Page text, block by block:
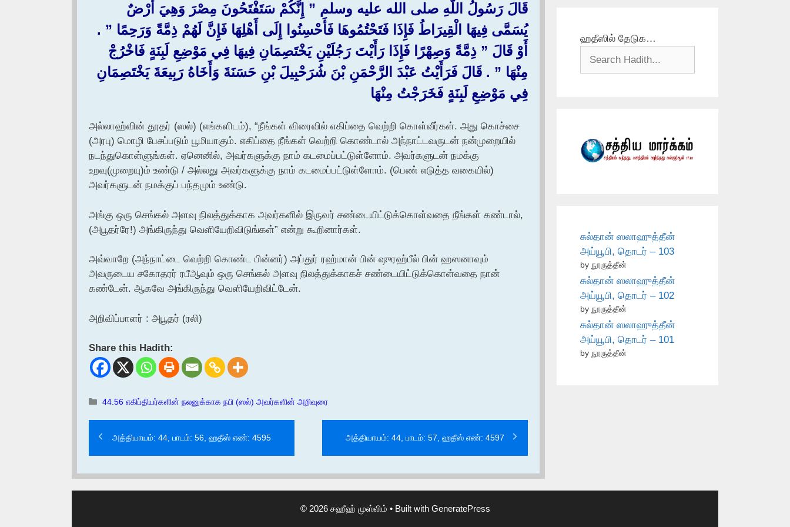
قَالَ رَسُولُ اللَّهِ صلى الله عليه وسلم ‏”‏ إِنَّكُمْ سَتَفْتَحُونَ مِصْرَ وَهِيَ أَرْضٌ
يُسَمَّى فِيهَا الْقِيرَاطُ فَإِذَا فَتَحْتُمُوهَا فَأَحْسِنُوا إِلَى أَهْلِهَا فَإِنَّ لَهُمْ ذِمَّةً وَرَحِمًا ‏”‏ ‏.‏
أَوْ قَالَ ‏”‏ ذِمَّةً وَصِهْرًا فَإِذَا رَأَيْتَ رَجُلَيْنِ يَخْتَصِمَانِ فِيهَا فِي مَوْضِعِ لَبِنَةٍ فَاخْرُجْ
مِنْهَا ‏”‏ ‏.‏ قَالَ فَرَأَيْتُ عَبْدَ الرَّحْمَنِ بْنَ شُرَحْبِيلَ بْنِ حَسَنَةَ وَأَخَاهُ رَبِيعَةَ يَخْتَصِمَانِ
فِي مَوْضِعِ لَبِنَةٍ فَخَرَجْتُ مِنْهَا ‏
அல்லாஹ்வின் தூதர் (ஸல்) (எங்களிடம்), “நீங்கள் விரைவில் எகிப்தை வெற்றி கொள்வீர்கள். அது கொச்சை
(அரபு) மொழி பேசப்படும் பூமியாகும். எகிப்தை நீங்கள் வெற்றி கொண்டால் அந்நாட்டவருடன் நன்முறையில்
நடந்துகொள்ளுங்கள். ஏனெனில், அவர்களுக்கு நாம் கடமைப்பட்டுள்ளோம். அவர்களுடன் நமக்கு
உறவு(முறையு)ம் உண்டு / அல்லது அவர்களுக்கு நாம் கடமைப்பட்டுள்ளோம். (பெண் எடுத்த வகையில்)
அவர்களுடன் நமக்குப் பந்தமும் உண்டு.
அங்கு ஒரு செங்கல் அளவு நிலத்துக்காக அவர்களில் இருவர் சண்டையிட்டுக்கொள்வதை நீங்கள் கண்டால்,
(அபூதர்ரே!) அங்கிருந்து வெளியேறிவிடுங்கள்” என்று கூறினார்கள்.
அவ்வாறே (அந்நாட்டை வெற்றி கொண்ட பின்னர்) அப்துர் ரஹ்மான் பின் ஷுரஹ்பீல் பின் ஹஸனாவும்
அவருடைய சகோதரர் ரபீஆவும் ஒரு செங்கல் அளவு நிலத்துக்காகச் சண்டையிட்டுக்கொள்வதை நான்
கண்டேன். ஆகவே அங்கிருந்து வெளியேறிவிட்டேன்.
அறிவிப்பாளர் : அபூதர் (ரலி)
Share this Hadith:
Categories
44.56 எகிப்தியர்களின் நலனுக்காக நபி (ஸல்) அவர்களின் அறிவுரை
அத்தியாயம்: 44, பாடம்: 56, ஹதீஸ் எண்: 4595 அத்தியாயம்: 44, பாடம்: 57, ஹதீஸ் எண்: 4597
ஹதீஸில் தேடுக…
சுல்தான் ஸலாஹுத்தீன்
அய்யூபி, தொடர் – 103
by நூருத்தீன்
சுல்தான் ஸலாஹுத்தீன்
அய்யூபி, தொடர் – 102
by நூருத்தீன்
சுல்தான் ஸலாஹுத்தீன்
அய்யூபி, தொடர் – 101
by நூருத்தீன்
© 2026 சஹீஹ் முஸ்லிம் • Built with GeneratePress